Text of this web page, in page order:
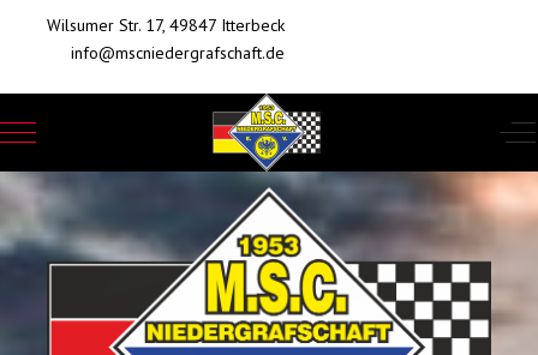
Wilsumer Str. 17, 49847 Itterbeck
info@mscniedergrafschaft.de
Mobile Menu Toggle